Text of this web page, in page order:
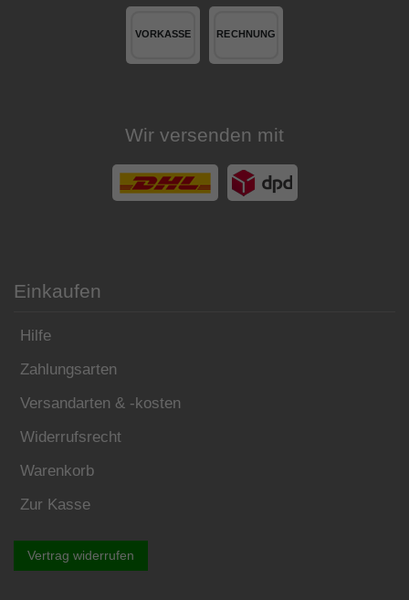
Wir versenden mit
Einkaufen
Hilfe
Zahlungsarten
Versandarten & -kosten
Widerrufsrecht
Warenkorb
Zur Kasse
Vertrag widerrufen